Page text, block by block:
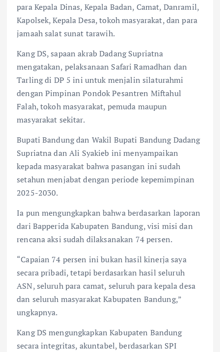
para Kepala Dinas, Kepala Badan, Camat, Danramil,
Kapolsek, Kepala Desa, tokoh masyarakat, dan para
jamaah salat sunat tarawih.
Kang DS, sapaan akrab Dadang Supriatna
mengatakan, pelaksanaan Safari Ramadhan dan
Tarling di DP 5 ini untuk menjalin silaturahmi
dengan Pimpinan Pondok Pesantren Miftahul
Falah, tokoh masyarakat, pemuda maupun
masyarakat sekitar.
Bupati Bandung dan Wakil Bupati Bandung Dadang
Supriatna dan Ali Syakieb ini menyampaikan
kepada masyarakat bahwa pasangan ini sudah
setahun menjabat dengan periode kepemimpinan
2025-2030.
Ia pun mengungkapkan bahwa berdasarkan laporan
dari Bapperida Kabupaten Bandung, visi misi dan
rencana aksi sudah dilaksanakan 74 persen.
“Capaian 74 persen ini bukan hasil kinerja saya
secara pribadi, tetapi berdasarkan hasil seluruh
ASN, seluruh para camat, seluruh para kepala desa
dan seluruh masyarakat Kabupaten Bandung,”
ungkapnya.
Kang DS mengungkapkan Kabupaten Bandung
secara integritas, akuntabel, berdasarkan SPI